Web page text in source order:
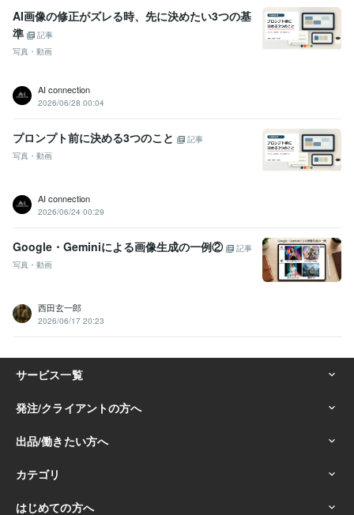
AI画像の修正がズレる時、先に決めたい3つの基
準
記事
写真・動画
AI connection
2026/06/28 00:04
プロンプト前に決める3つのこと
記事
写真・動画
AI connection
2026/06/24 00:29
Google・Geminiによる画像生成の一例②
記事
写真・動画
西田玄一郎
2026/06/17 20:23